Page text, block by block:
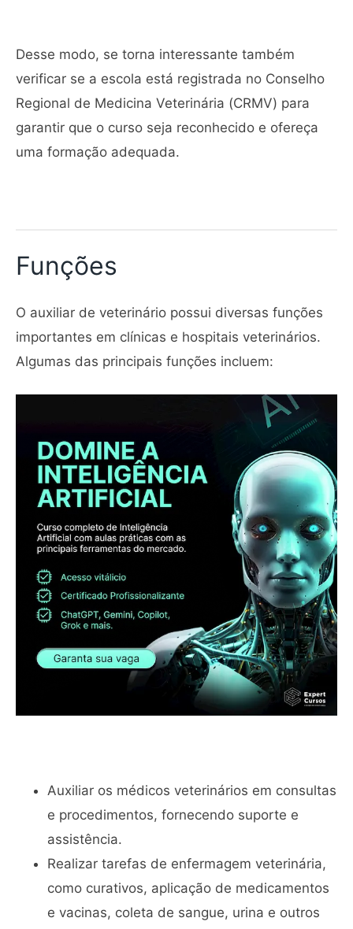
Desse modo, se torna interessante também
verificar se a escola está registrada no Conselho
Regional de Medicina Veterinária (CRMV) para
garantir que o curso seja reconhecido e ofereça
uma formação adequada.
Funções
O auxiliar de veterinário possui diversas funções
importantes em clínicas e hospitais veterinários.
Algumas das principais funções incluem:
Auxiliar os médicos veterinários em consultas
e procedimentos, fornecendo suporte e
assistência.
Realizar tarefas de enfermagem veterinária,
como curativos, aplicação de medicamentos
e vacinas, coleta de sangue, urina e outros